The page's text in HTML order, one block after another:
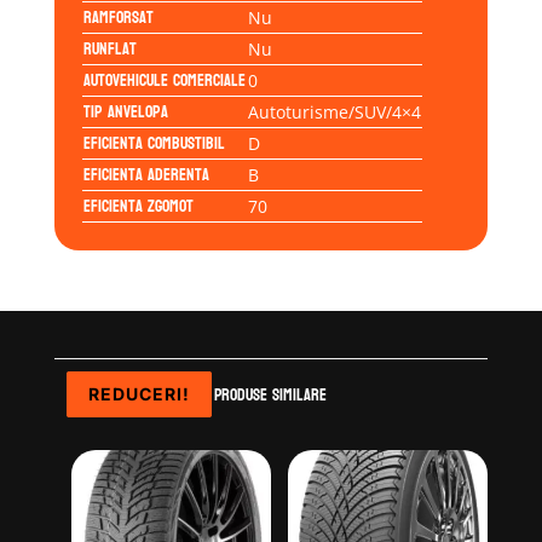
Ramforsat
Nu
Runflat Nu
Autovehicule comerciale0
Tip anvelopa Autoturisme/SUV/4×4
Eficienta Combustibil D
Eficienta Aderenta B
Eficienta Zgomot 70
Produse similare
REDUCERI!
REDUCERI!
REDUCERI!
REDUCERI!